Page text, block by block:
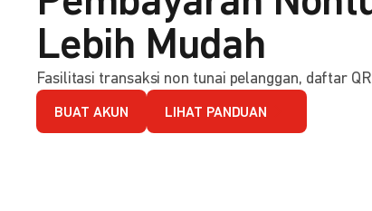
Lebih Mudah
Fasilitasi transaksi non tunai pelanggan, daftar
BUAT AKUN LIHAT PANDUAN